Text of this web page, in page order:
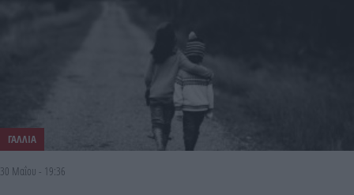
ΓΑΛΛΙΑ
30 Μαΐου - 19:36